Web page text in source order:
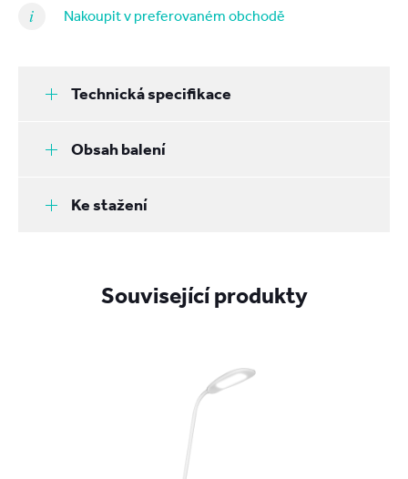
Nakoupit v preferovaném obchodě
Technická specifikace
Obsah balení
Ke stažení
Související produkty